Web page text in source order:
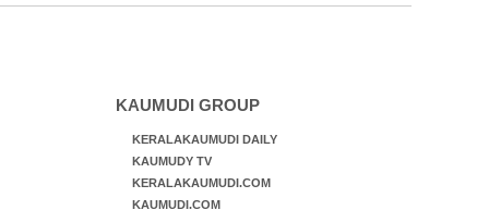
KAUMUDI GROUP
KERALAKAUMUDI DAILY
KAUMUDY TV
KERALAKAUMUDI.COM
KAUMUDI.COM